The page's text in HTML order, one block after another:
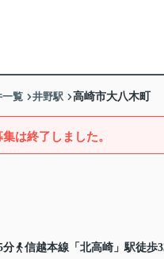
一覧 井野駅 高崎市大八木町
は終了しました。
分 信越本線「北高崎」駅徒歩